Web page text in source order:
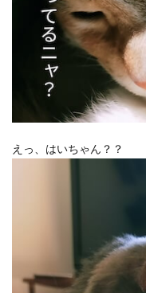
えっ、はいちゃん？？